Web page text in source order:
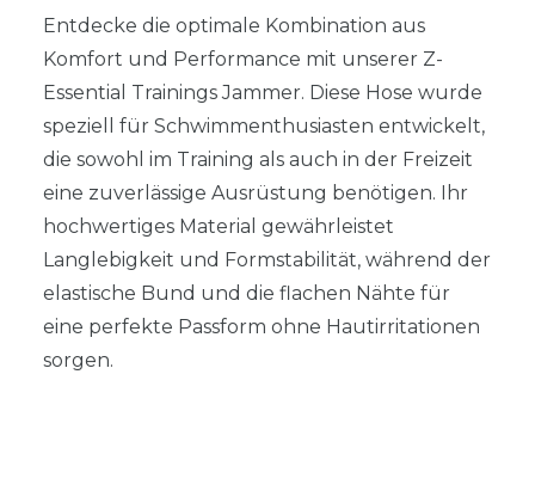
Entdecke die optimale Kombination aus
Komfort und Performance mit unserer Z-
Essential Trainings Jammer. Diese Hose wurde
speziell für Schwimmenthusiasten entwickelt,
die sowohl im Training als auch in der Freizeit
eine zuverlässige Ausrüstung benötigen. Ihr
hochwertiges Material gewährleistet
Langlebigkeit und Formstabilität, während der
elastische Bund und die flachen Nähte für
eine perfekte Passform ohne Hautirritationen
sorgen.